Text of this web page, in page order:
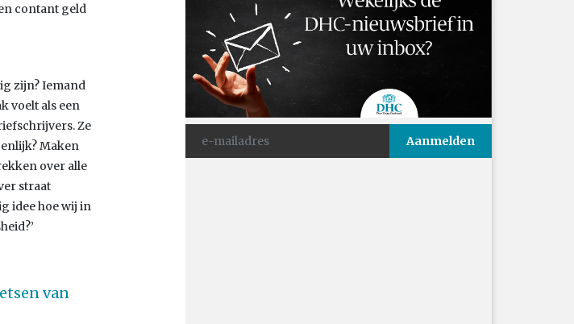
contant geld
zijn? Iemand
voelt als een
Ze
Maken
over alle
straat
idee hoe wij in
van